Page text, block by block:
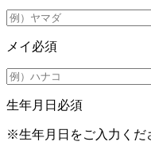
メイ 必須
生年月日 必須
※生年月日をご入力くだ